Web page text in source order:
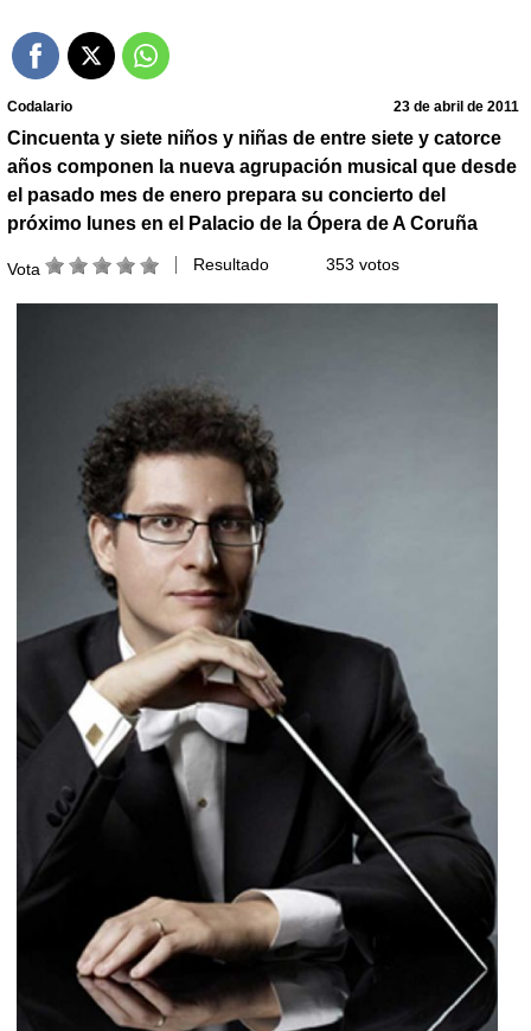
Codalario 23 de abril de 2011
Cincuenta y siete niños y niñas de entre siete y catorce
años componen la nueva agrupación musical que desde
el pasado mes de enero prepara su concierto del
próximo lunes en el Palacio de la Ópera de A Coruña
Vota Resultado 353 votos